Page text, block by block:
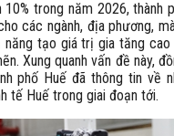
trong năm 2026, thành
các ngành, địa phương,
tạo giá trị gia tăng cao
Xung quanh vấn đề này,
phố Huế đã thông tin về
tế Huế trong giai đoạn tới.